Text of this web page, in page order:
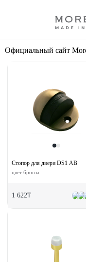
Официальный сайт
Стопор для двери DS1 AB
цвет бронза
1 622₸